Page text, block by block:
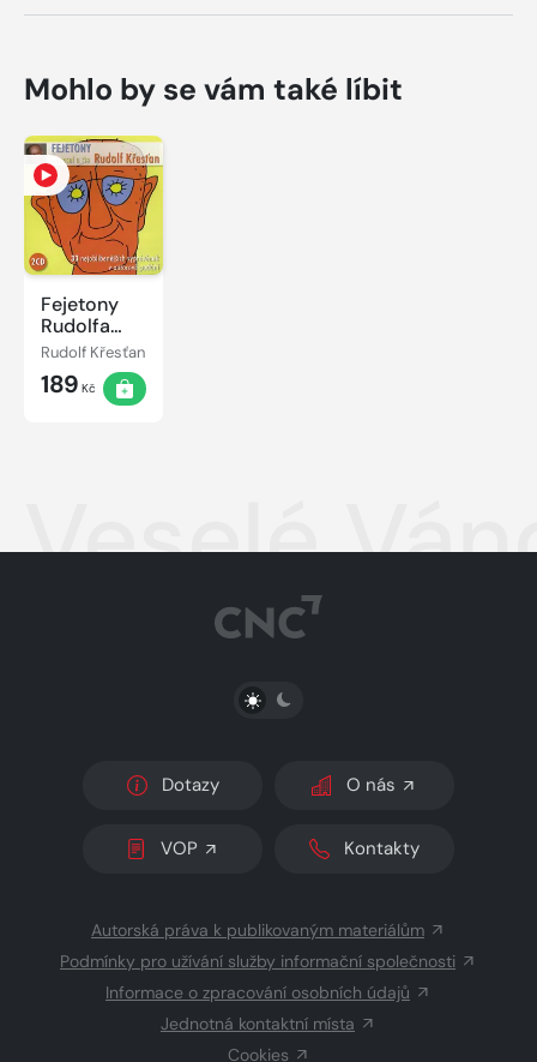
Mohlo by se vám také líbit
Fejetony
Rudolfa
Křesťana
Rudolf Křesťan
189 Kč
Veselé
PŘEPNOUT SVĚTLÝ/TMAVÝ REŽIM
Dotazy O nás
VOP Kontakty
Autorská práva k publikovaným materiálům
Podmínky pro užívání služby informační společnosti
Informace o zpracování osobních údajů
Jednotná kontaktní místa
Cookies